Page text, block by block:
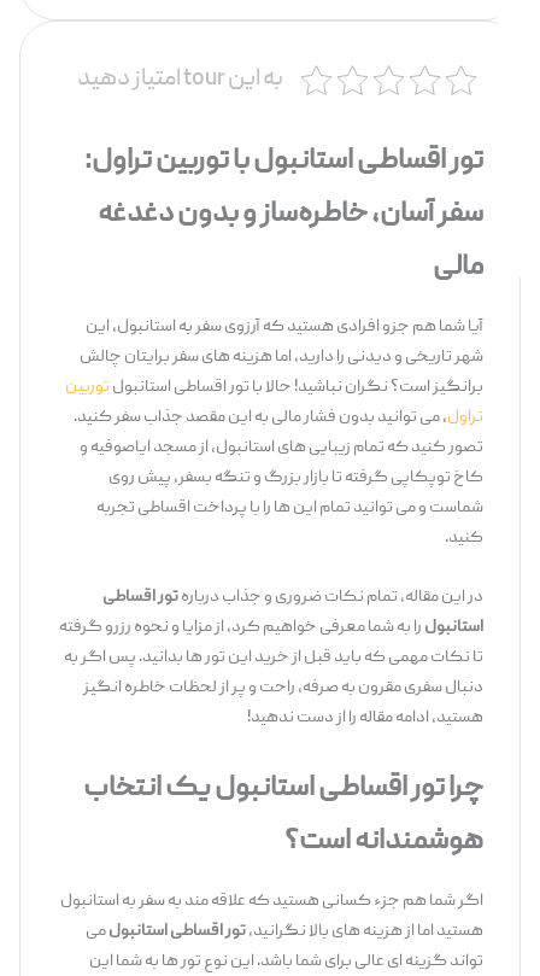
به این tour امتیاز دهید
تور اقساطی استانبول با توربین تراول:
سفر آسان، خاطره‌ساز و بدون دغدغه
مالی
آیا شما هم جزو افرادی هستید که آرزوی سفر به استانبول، این
شهر تاریخی و دیدنی را دارید، اما هزینه ‌های سفر برایتان چالش
‌برانگیز است؟ نگران نباشید! حالا با تور اقساطی استانبولتوربین
، می ‌توانید بدون فشار مالی به این مقصد جذاب سفر کنید.
تصور کنید که تمام زیبایی ‌های استانبول، از مسجد ایاصوفیه و
کاخ توپکاپی گرفته تا بازار بزرگ و تنگه بسفر، پیش روی
شماست و می‌ توانید تمام این‌ ها را با پرداخت اقساطی تجربه
در این مقاله، تمام نکات ضروری و جذاب درباره تور اقساطی
استانبولرا به شما معرفی خواهیم کرد، از مزایا و نحوه رزرو گرفته
تا نکات مهمی که باید قبل از خرید این تور ها بدانید. پس اگر به
دنبال سفری مقرون ‌به ‌صرفه، راحت و پر از لحظات خاطره ‌انگیز
هستید، ادامه مقاله را از دست ندهید!
چرا تور اقساطی استانبول یک انتخاب
هوشمندانه است؟
اگر شما هم جزء کسانی هستید که علاقه ‌مند به سفر به استانبول
هستید اما از هزینه‌ های بالا نگرانید،تور اقساطی استانبولمی
‌تواند گزینه ‌ای عالی برای شما باشد. این نوع تور ها به شما این